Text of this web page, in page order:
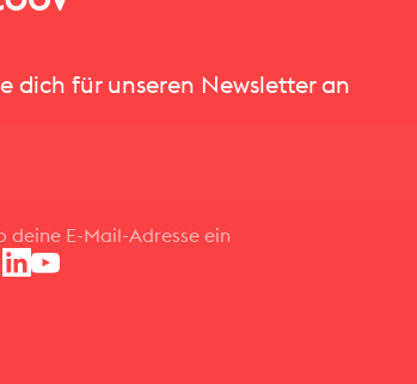
dich für unseren Newsletter an
deine E-Mail-Adresse ein